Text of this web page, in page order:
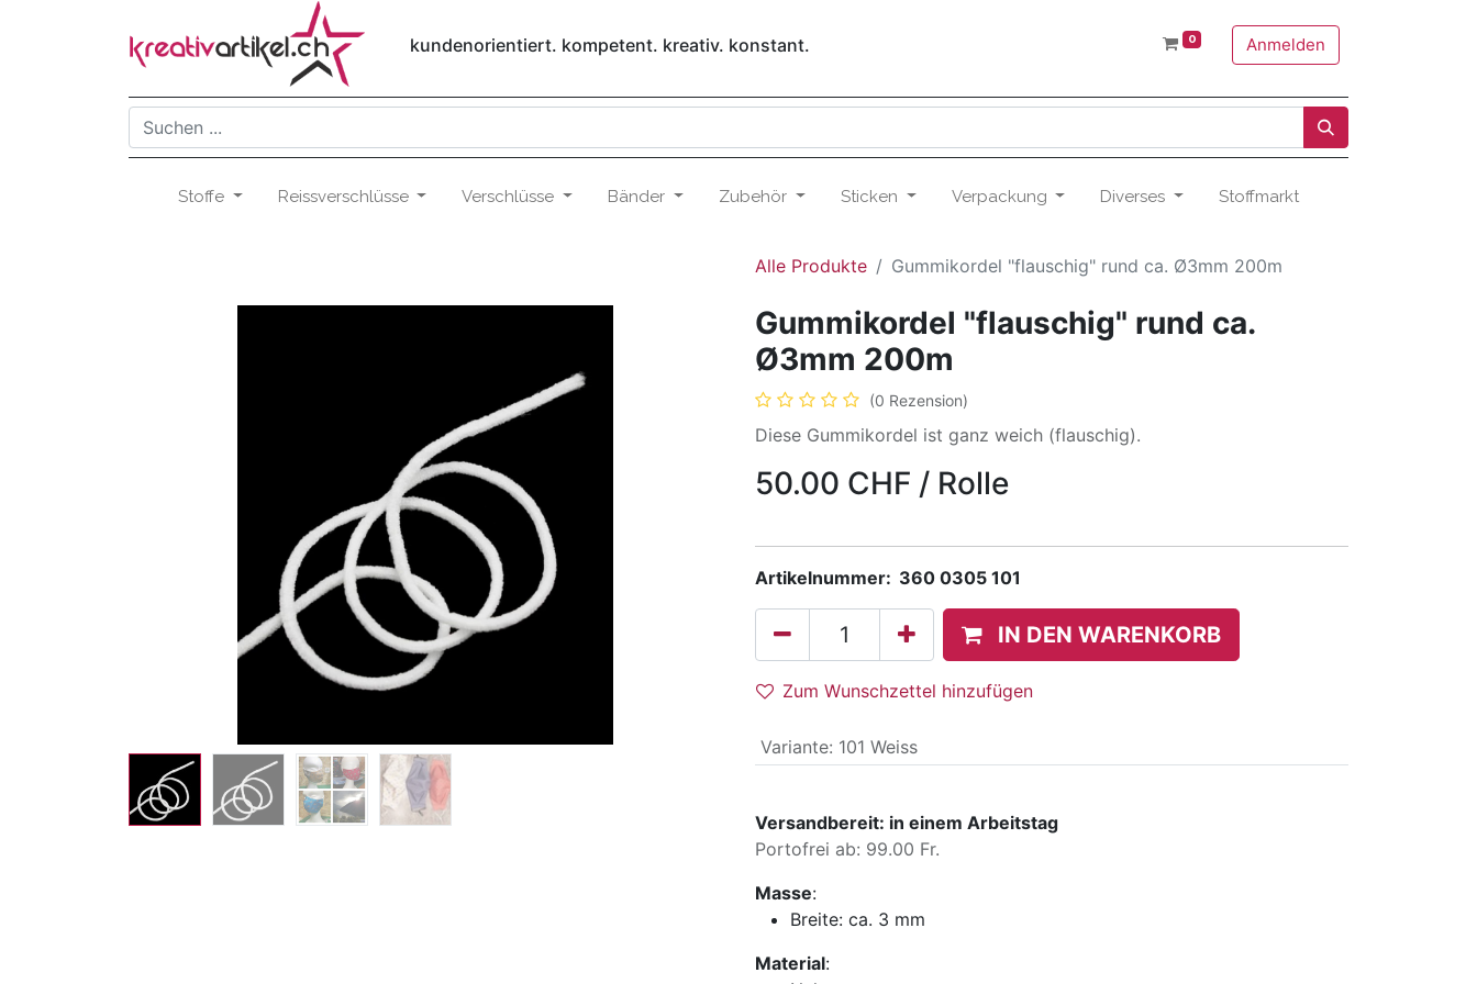
kundenorientiert. kompetent. kreativ. konstant. 0 Anmelden
Stoffe Reissverschlüsse Verschlüsse Bänder Zubehör Sticken Verpackung Diverses Stoffmarkt
Alle Produkte Gummikordel "flauschig" rund ca. Ø3mm 200m
Gummikordel "flauschig" rund ca.
Ø3mm 200m
(0 Rezension)
Diese Gummikordel ist ganz weich (flauschig).
50.00 CHF / Rolle
Artikelnummer: 360 0305 101
IN DEN WARENKORB
Zum Wunschzettel hinzufügen
Variante: 101 Weiss
Versandbereit: in einem Arbeitstag
Portofrei ab: 99.00 Fr.
Masse:
Breite: ca. 3 mm
Material: